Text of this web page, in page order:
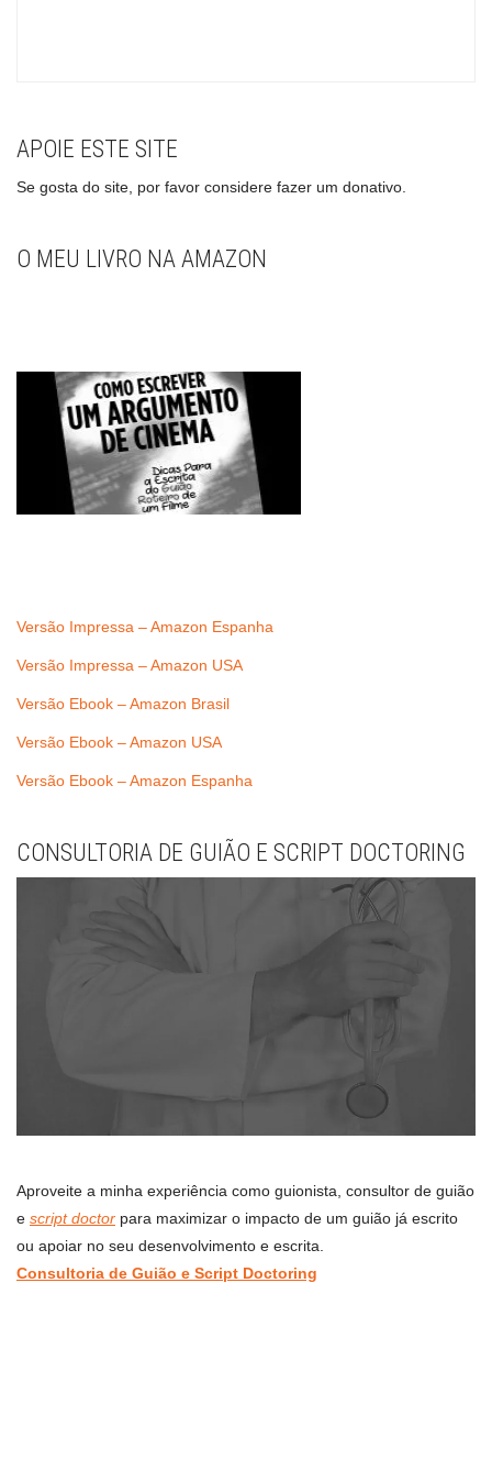
APOIE ESTE SITE
Se gosta do site, por favor considere fazer um donativo.
O MEU LIVRO NA AMAZON
Versão Impressa – Amazon Espanha
Versão Impressa – Amazon USA
Versão Ebook – Amazon Brasil
Versão Ebook – Amazon USA
Versão Ebook – Amazon Espanha
CONSULTORIA DE GUIÃO E SCRIPT DOCTORING
Aproveite a minha experiência como guionista, consultor de guião
e script doctor para maximizar o impacto de um guião já escrito
ou apoiar no seu desenvolvimento e escrita.
Consultoria de Guião e Script Doctoring